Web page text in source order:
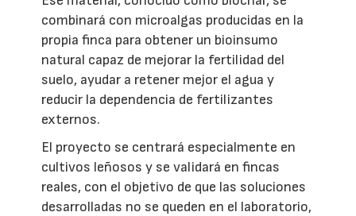
combinará con microalgas producidas en la
propia finca para obtener un bioinsumo
natural capaz de mejorar la fertilidad del
suelo, ayudar a retener mejor el agua y
reducir la dependencia de fertilizantes
externos.
El proyecto se centrará especialmente en
cultivos leñosos y se validará en fincas
reales, con el objetivo de que las soluciones
desarrolladas no se queden en el laboratorio,